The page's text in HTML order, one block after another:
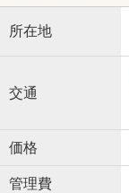
所在地
交通
価格
管理費